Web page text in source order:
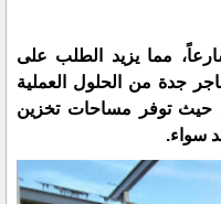
مما يزيد الطلب على
جدة من الحلول العملية
حيث توفر مساحات تخزين
سواء.